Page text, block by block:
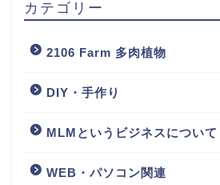
カテゴリー
2106 Farm 多肉植物
DIY・手作り
MLMというビジネスについて
WEB・パソコン関連